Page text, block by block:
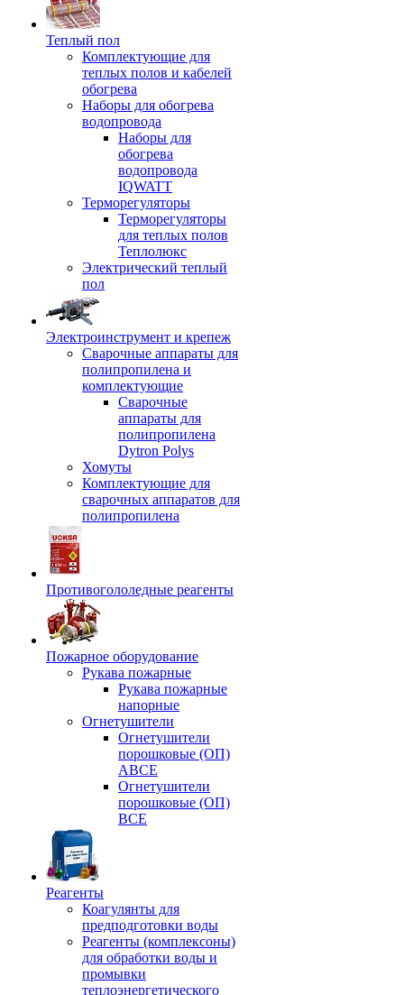
Теплый пол
Комплектующие для
теплых полов и кабелей
обогрева
Наборы для обогрева
водопровода
Наборы для
обогрева
водопровода
IQWATT
Терморегуляторы
Терморегуляторы
для теплых полов
Теплолюкс
Электрический теплый
пол
Электроинструмент и крепеж
Сварочные аппараты для
полипропилена и
комплектующие
Сварочные
аппараты для
полипропилена
Dytron Polys
Хомуты
Комплектующие для
сварочных аппаратов для
полипропилена
Противогололедные реагенты
Пожарное оборудование
Рукава пожарные
Рукава пожарные
напорные
Огнетушители
Огнетушители
порошковые (ОП)
АВСЕ
Огнетушители
порошковые (ОП)
ВСЕ
Реагенты
Коагулянты для
предподготовки воды
Реагенты (комплексоны)
для обработки воды и
промывки
теплоэнергетического